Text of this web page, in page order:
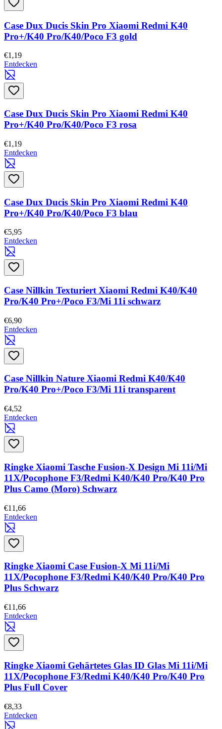
Case Dux Ducis Skin Pro Xiaomi Redmi K40
Pro+/K40 Pro/K40/Poco F3 gold
€1,19
Entdecken
Case Dux Ducis Skin Pro Xiaomi Redmi K40
Pro+/K40 Pro/K40/Poco F3 rosa
€1,19
Entdecken
Case Dux Ducis Skin Pro Xiaomi Redmi K40
Pro+/K40 Pro/K40/Poco F3 blau
€5,95
Entdecken
Case Nillkin Texturiert Xiaomi Redmi K40/K40
Pro/K40 Pro+/Poco F3/Mi 11i schwarz
€6,90
Entdecken
Case Nillkin Nature Xiaomi Redmi K40/K40
Pro/K40 Pro+/Poco F3/Mi 11i transparent
€4,52
Entdecken
Ringke Xiaomi Tasche Fusion-X Design Mi 11i/Mi
11X/Pocophone F3/Redmi K40/K40 Pro/K40 Pro
Plus Camo (Moro) Schwarz
€11,66
Entdecken
Ringke Xiaomi Case Fusion-X Mi 11i/Mi
11X/Pocophone F3/Redmi K40/K40 Pro/K40 Pro
Plus Schwarz
€11,66
Entdecken
Ringke Xiaomi Gehärtetes Glas ID Glas Mi 11i/Mi
11X/Pocophone F3/Redmi K40/K40 Pro/K40 Pro
Plus Full Cover
€8,33
Entdecken